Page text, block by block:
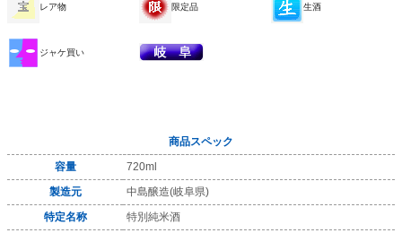
レア物 限定品 生酒
ジャケ買い
商品スペック
容量
720ml
製造元
中島醸造(岐阜県)
特定名称
特別純米酒